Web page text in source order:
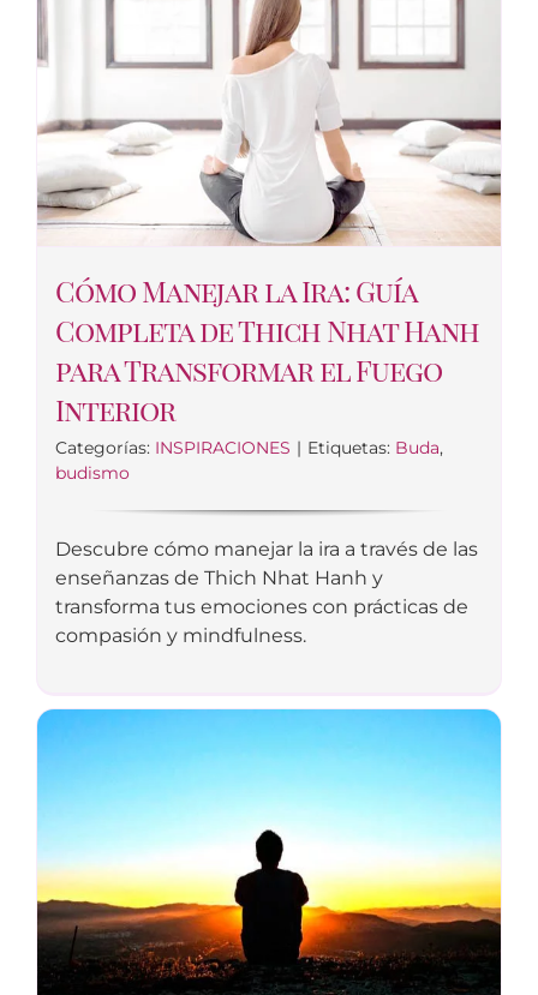
Cómo Manejar la Ira: Guía
Completa de Thich Nhat Hanh
para Transformar el Fuego
Interior
Categorías: INSPIRACIONES | Etiquetas: Buda,
budismo
Descubre cómo manejar la ira a través de las
enseñanzas de Thich Nhat Hanh y
transforma tus emociones con prácticas de
compasión y mindfulness.